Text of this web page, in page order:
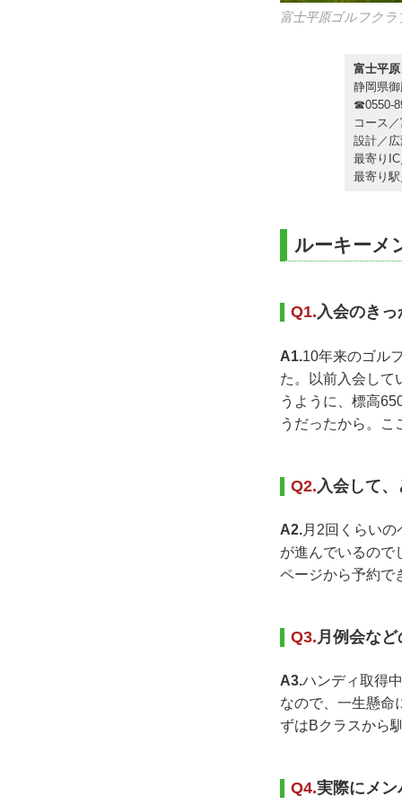
富士平原ゴルフク
富士平
静岡県
☎0550-
コース
設計／
最寄り
最寄り
ルーキーメ
Q1.入会のき
A1.10年来のゴル
た。以前入会して
うように、標高
うだったから。こ
Q2. 入会して
A2.月2回くらい
が進んでいるので
ページから予約で
Q3. 月例会な
A3.ハンディ取得
なので、一生懸命
ずはBクラスから
Q4.実際にメ